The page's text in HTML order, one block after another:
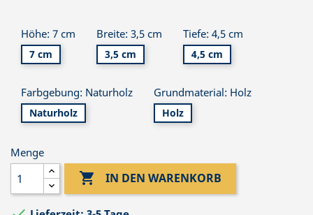
Höhe: 7 cm
7 cm
Breite: 3,5 cm
3,5 cm
Tiefe: 4,5 cm
4,5 cm
Farbgebung: Naturholz
Naturholz
Grundmaterial: Holz
Holz
Menge
 IN DEN WARENKORB